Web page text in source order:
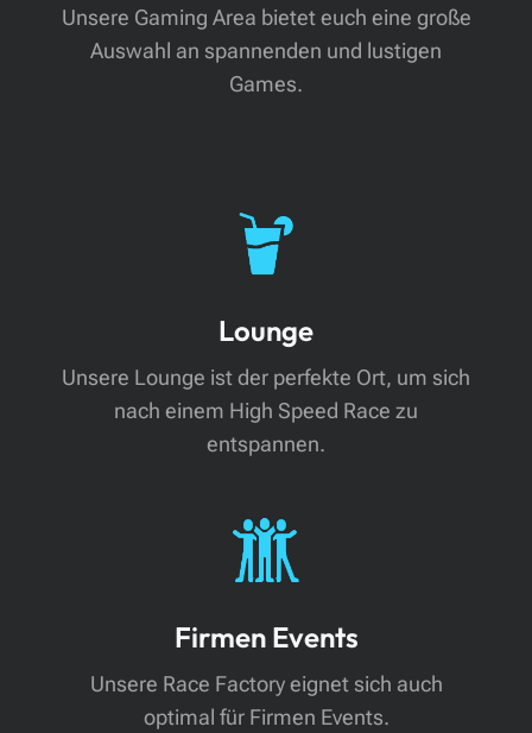
Unsere Gaming Area bietet euch eine große
Auswahl an spannenden und lustigen
Games.
Lounge
Unsere Lounge ist der perfekte Ort, um sich
nach einem High Speed Race zu
entspannen.
Firmen Events
Unsere Race Factory eignet sich auch
optimal für Firmen Events.